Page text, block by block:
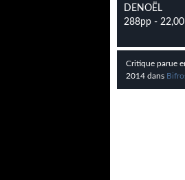
DENOËL
288pp -
Critique parue
2014 dans